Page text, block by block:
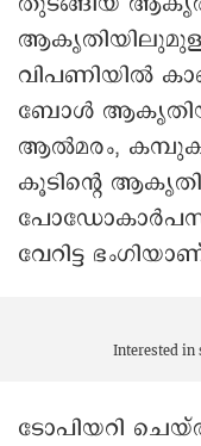
വിപണിയിൽ
ബോൾ
ആൽമരം,
കൂടിന്റെ
വേറിട്ട
Interested in
ടോപിയറി